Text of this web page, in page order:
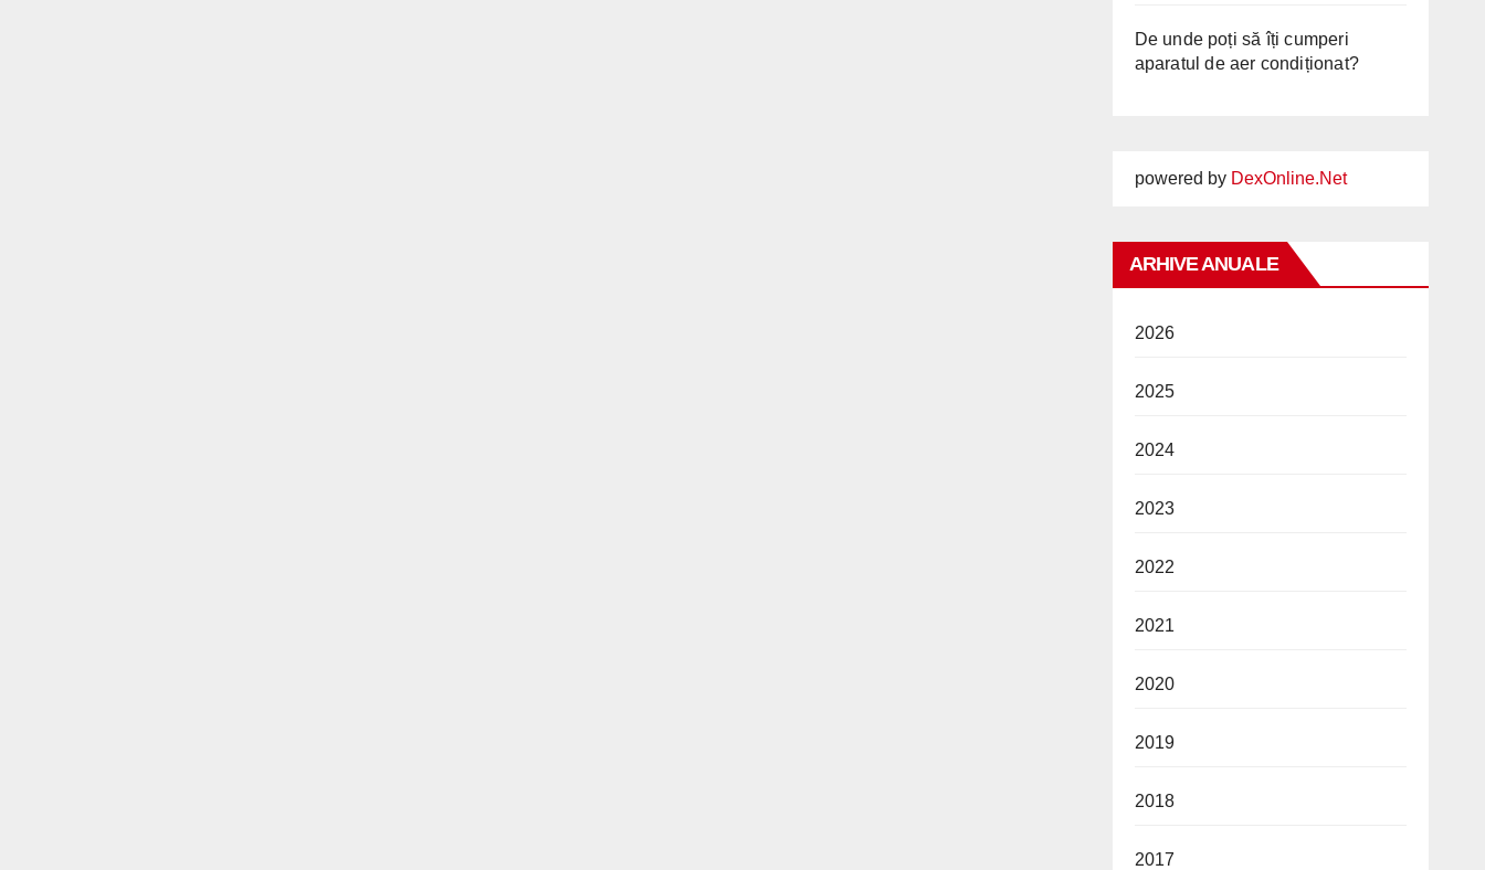
De unde poți să îți cumperi
aparatul de aer condiționat?
powered by DexOnline.Net
ARHIVE ANUALE
2026
2025
2024
2023
2022
2021
2020
2019
2018
2017